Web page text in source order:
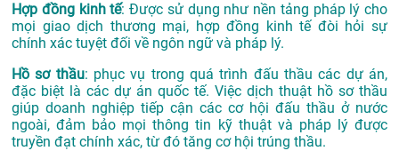
Hợp đồng kinh tế: Được sử dụng như nền tảng pháp lý cho
mọi giao dịch thương mại, hợp đồng kinh tế đòi hỏi sự
chính xác tuyệt đối về ngôn ngữ và pháp lý.
Hồ sơ thầu: phục vụ trong quá trình đấu thầu các dự án,
đặc biệt là các dự án quốc tế. Việc dịch thuật hồ sơ thầu
giúp doanh nghiệp tiếp cận các cơ hội đấu thầu ở nước
ngoài, đảm bảo mọi thông tin kỹ thuật và pháp lý được
truyền đạt chính xác, từ đó tăng cơ hội trúng thầu.